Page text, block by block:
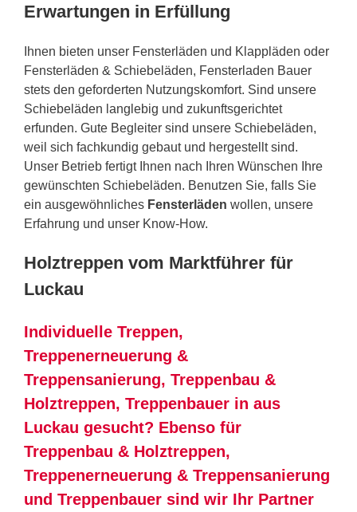
Erwartungen in Erfüllung
Ihnen bieten unser Fensterläden und Klappläden oder
Fensterläden & Schiebeläden, Fensterladen Bauer
stets den geforderten Nutzungskomfort. Sind unsere
Schiebeläden langlebig und zukunftsgerichtet
erfunden. Gute Begleiter sind unsere Schiebeläden,
weil sich fachkundig gebaut und hergestellt sind.
Unser Betrieb fertigt Ihnen nach Ihren Wünschen Ihre
gewünschten Schiebeläden. Benutzen Sie, falls Sie
ein ausgewöhnliches Fensterläden wollen, unsere
Erfahrung und unser Know-How.
Holztreppen vom Marktführer für
Luckau
Individuelle Treppen,
Treppenerneuerung &
Treppensanierung, Treppenbau &
Holztreppen, Treppenbauer in aus
Luckau gesucht? Ebenso für
Treppenbau & Holztreppen,
Treppenerneuerung & Treppensanierung
und Treppenbauer sind wir Ihr Partner